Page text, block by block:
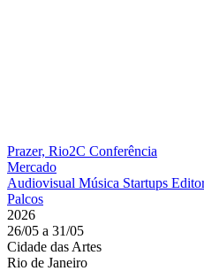
Prazer, Rio2C Conferência
Mercado
Audiovisual Música Startups
Palcos
2026
26/05 a 31/05
Cidade das Artes
Rio de Janeiro